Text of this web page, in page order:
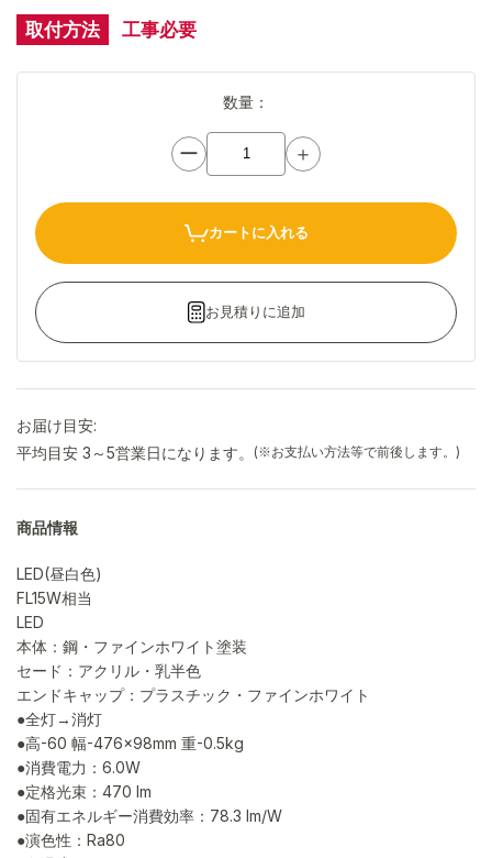
取付方法 工事必要
数量：
ー ＋
カートに入れる
お見積りに追加
お届け目安:
平均目安 3～5営業日になります。
(※お支払い方法等で前後します。)
商品情報
LED(昼白色)
FL15W相当
LED
本体：鋼・ファインホワイト塗装
セード：アクリル・乳半色
エンドキャップ：プラスチック・ファインホワイト
●全灯→消灯
●高-60 幅-476×98mm 重-0.5kg
●消費電力：6.0W
●定格光束：470 lm
●固有エネルギー消費効率：78.3 lm/W
●演色性：Ra80